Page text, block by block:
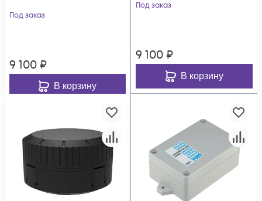
Под заказ
9 100 ₽
В корзину
Под заказ
9 100 ₽
В корзину